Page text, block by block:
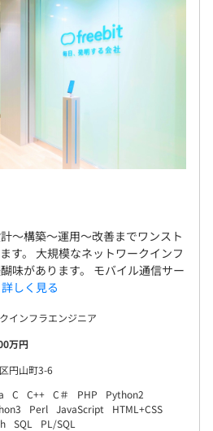
～構築～運用～改善までワンスト
す。 大規模なネットワークインフ
味があります。 モバイル通信サー
詳しく見る
インフラエンジニア
万円
円山町3-6
C C++ C＃ PHP
Python2
Perl JavaScript
HTML+CSS
SQL
PL/SQL